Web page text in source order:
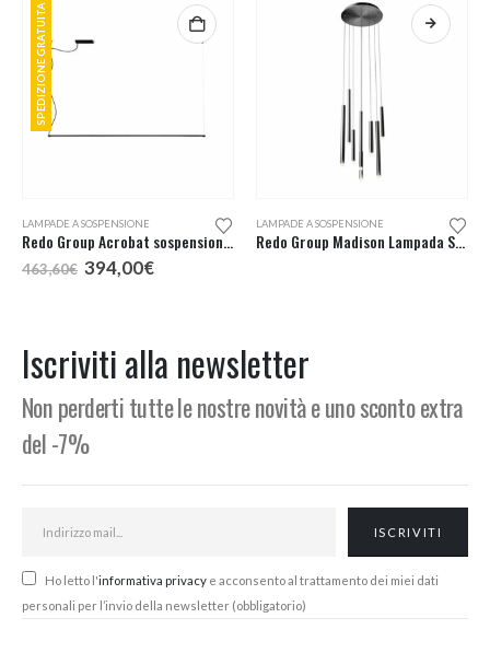
SPEDIZIONE GRATUITA
LAMPADE A SOSPENSIONE
Redo Group Acrobat sospensione LED
463,60€ Il
prezzo
394,00€Il
LAMPADE A SOSPENSIONE
Redo Group Madison Lampada Sospensione Led 8 Luci
Iscriviti alla newsletter
Non perderti tutte le nostre novità e uno sconto extra
del -7%
Ho letto l'informativa privacy e acconsento al trattamento dei miei dati
personali per l’invio della newsletter (obbligatorio)